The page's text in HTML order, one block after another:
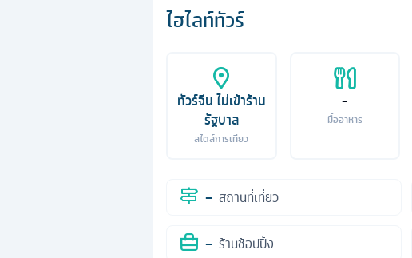
ไฮไลท์ทัวร์
ทัวร์จีน ไม่เข้าร้าน
รัฐบาล
สไตล์การเที่ยว
-
มื้ออาหาร
- สถานที่เที่ยว
- ร้านช้อปปิ้ง